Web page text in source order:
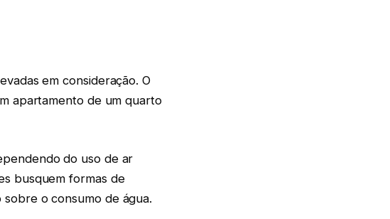
em consideração. O
apartamento de um quarto
do uso de ar
busquem formas de
sobre o consumo de água.